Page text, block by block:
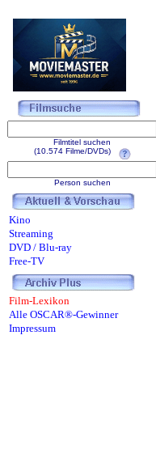
Filmtitel suchen
(10.574 Filme/DVDs)
Person suchen
Kino
Streaming
DVD / Blu-ray
Free-TV
Film-Lexikon
Alle OSCAR®-Gewinner
Impressum